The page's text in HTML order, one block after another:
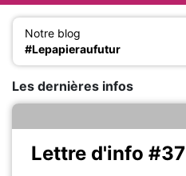
Notre blog
#Lepapieraufutur
Les dernières infos
Lettre d'info #37